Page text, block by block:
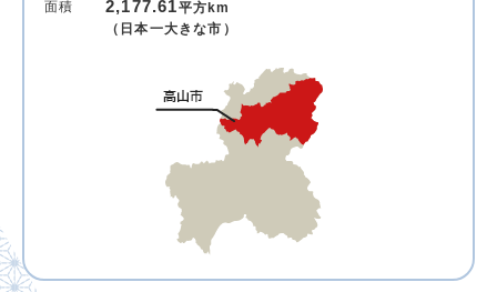
面積
2,177.61平方km
（日本一大きな市）